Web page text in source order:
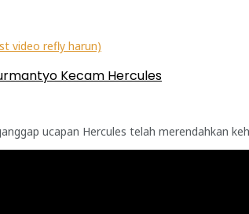
Kecam Hercules
ucapan Hercules telah merendahkan